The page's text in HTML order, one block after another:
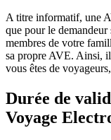
A titre informatif, une
que pour le
membres de votre
sa propre AVE. Ainsi, il
vous êtes de
Durée de
Voyage